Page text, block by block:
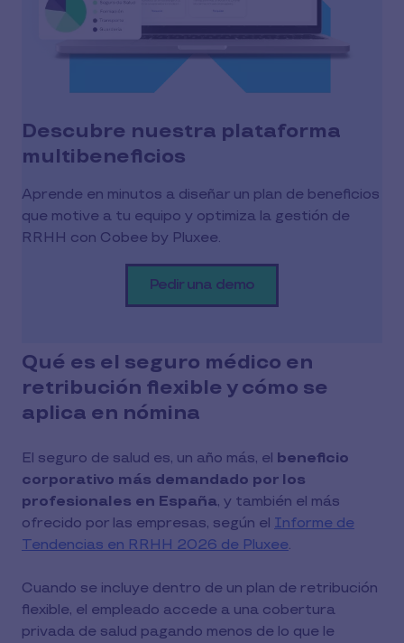
Descubre nuestra plataforma
multibeneficios
Aprende en minutos a diseñar un plan de beneficios
que motive a tu equipo y optimiza la gestión de
RRHH con Cobee by Pluxee.
Pedir una demo
Qué es el seguro médico en
retribución flexible y cómo se
aplica en nómina
El seguro de salud es, un año más, el beneficio
corporativo más demandado por los
profesionales en España, y también el más
ofrecido por las empresas, según el Informe de
Tendencias en RRHH 2026 de Pluxee.
Cuando se incluye dentro de un plan de retribución
flexible, el empleado accede a una cobertura
privada de salud pagando menos de lo que le